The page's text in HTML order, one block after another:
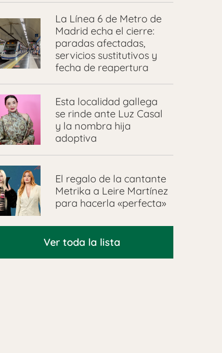
La Línea 6 de Metro de
Madrid echa el cierre:
paradas afectadas,
servicios sustitutivos y
fecha de reapertura
Esta localidad gallega
se rinde ante Luz Casal
y la nombra hija
adoptiva
El regalo de la cantante
Metrika a Leire Martínez
para hacerla «perfecta»
Ver toda la lista